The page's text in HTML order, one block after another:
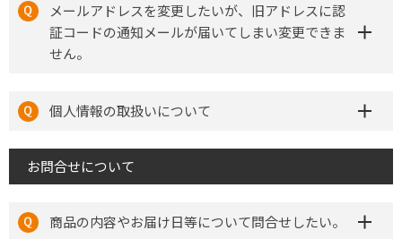
メールアドレスを変更したいが、旧アドレスに認
証コードの通知メールが届いてしまい変更できま
せん。
個人情報の取扱いについて
お問合せについて
商品の内容やお届け日等について問合せしたい。